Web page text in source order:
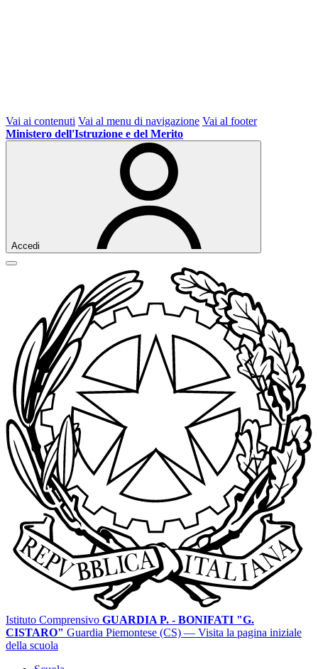
Vai ai contenuti Vai al menu di navigazione Vai al footer
Ministero dell'Istruzione e del Merito
Accedi
Istituto Comprensivo GUARDIA P. - BONIFATI "G.
CISTARO" Guardia Piemontese (CS) — Visita la pagina iniziale
della scuola